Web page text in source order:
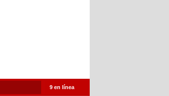
9 en línea